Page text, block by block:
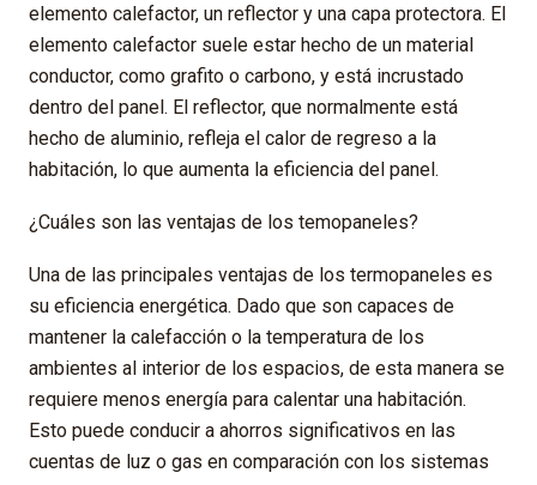
elemento calefactor, un reflector y una capa protectora. El
elemento calefactor suele estar hecho de un material
conductor, como grafito o carbono, y está incrustado
dentro del panel. El reflector, que normalmente está
hecho de aluminio, refleja el calor de regreso a la
habitación, lo que aumenta la eficiencia del panel.
¿Cuáles son las ventajas de los temopaneles?
Una de las principales ventajas de los termopaneles es
su eficiencia energética. Dado que son capaces de
mantener la calefacción o la temperatura de los
ambientes al interior de los espacios, de esta manera se
requiere menos energía para calentar una habitación.
Esto puede conducir a ahorros significativos en las
cuentas de luz o gas en comparación con los sistemas